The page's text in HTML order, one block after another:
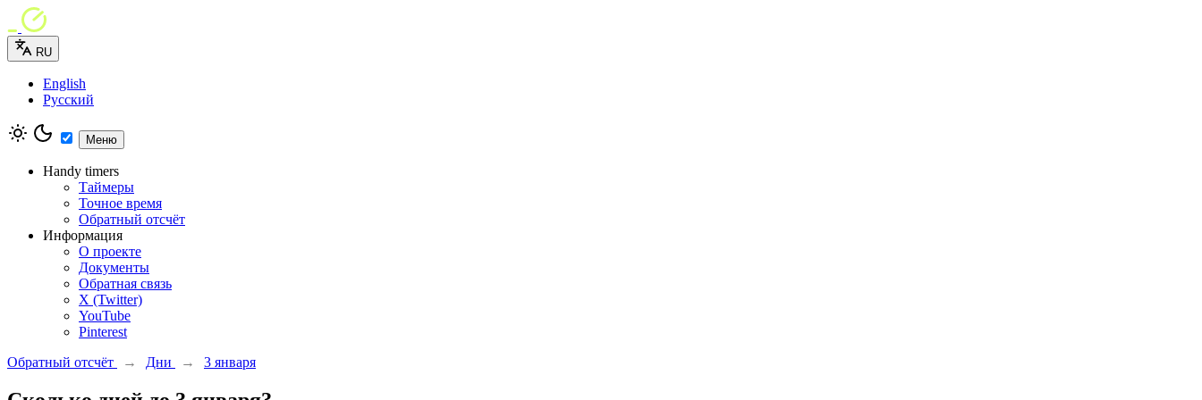
RU
English
Русский
Меню
Handy timers
Таймеры
Точное время
Обратный отсчёт
Информация
О проекте
Документы
Обратная связь
X (Twitter)
YouTube
Pinterest
Обратный отсчёт
→ Дни → 3 января